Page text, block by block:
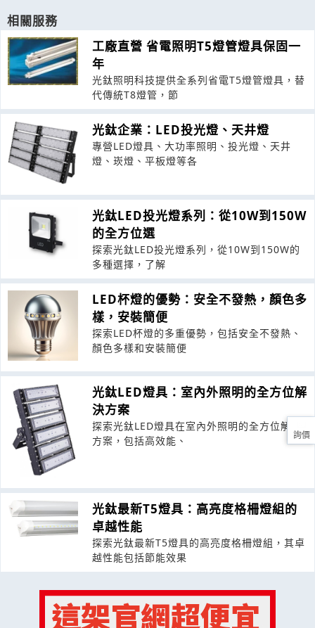
相關服務
工廠直營 省電照明T5燈管燈具保固一
年
光鈦照明科技提供全系列省電T5燈管燈具，替
代傳統T8燈管，節
光鈦企業：LED投光燈、天井燈
專營LED燈具、大功率照明、投光燈、天井
燈、崁燈、平板燈等各
光鈦LED投光燈系列：從10W到150W
的全方位選
探索光鈦LED投光燈系列，從10W到150W的
多種選擇，了解
LED杯燈的優勢：安全不發熱，顏色多
樣，安裝簡便
探索LED杯燈的多重優勢，包括安全不發熱、
顏色多樣和安裝簡便
光鈦LED燈具：室內外照明的全方位解
決方案
探索光鈦LED燈具在室內外照明的全方位解決
方案，包括高效能、
光鈦最新T5燈具：高亮度格柵燈組的
卓越性能
探索光鈦最新T5燈具的高亮度格柵燈組，其卓
越性能包括節能效果
詢價